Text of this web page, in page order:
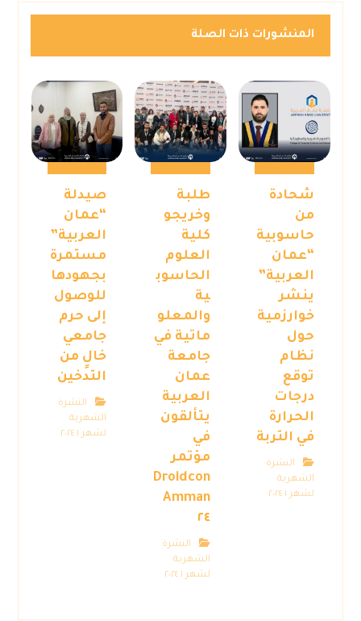
المنشورات ذات الصلة
شحادة
من
حاسوبية
“عمان
العربية”
ينشر
خوارزمية
حول
نظام
توقع
درجات
الحرارة
في التربة
النشرة
الشهرية
لشهر ١ ٢٠٢٤
طلبة
وخريجو
كلية
العلوم
الحاسوب
ية
والمعلو
ماتية في
جامعة
عمان
العربية
يتألقون
في
مؤتمر
Droidcon
Amman
٢٤
النشرة
الشهرية
لشهر ١ ٢٠٢٤
صيدلة
“عمان
العربية”
مستمرة
بجهودها
للوصول
إلى حرم
جامعي
خالٍ من
التدخين
النشرة
الشهرية
لشهر ١ ٢٠٢٤